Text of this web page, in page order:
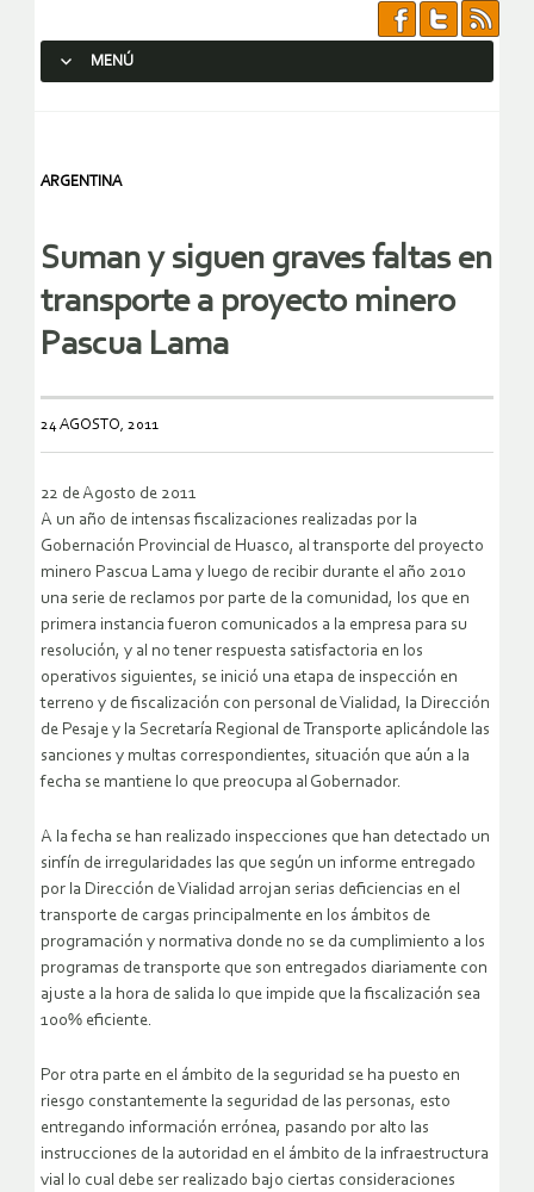
MENÚ
ARGENTINA
Suman y siguen graves faltas en
transporte a proyecto minero
Pascua Lama
24 AGOSTO, 2011
22 de Agosto de 2011
A un año de intensas fiscalizaciones realizadas por la
Gobernación Provincial de Huasco, al transporte del proyecto
minero Pascua Lama y luego de recibir durante el año 2010
una serie de reclamos por parte de la comunidad, los que en
primera instancia fueron comunicados a la empresa para su
resolución, y al no tener respuesta satisfactoria en los
operativos siguientes, se inició una etapa de inspección en
terreno y de fiscalización con personal de Vialidad, la Dirección
de Pesaje y la Secretaría Regional de Transporte aplicándole las
sanciones y multas correspondientes, situación que aún a la
fecha se mantiene lo que preocupa al Gobernador.
A la fecha se han realizado inspecciones que han detectado un
sinfín de irregularidades las que según un informe entregado
por la Dirección de Vialidad arrojan serias deficiencias en el
transporte de cargas principalmente en los ámbitos de
programación y normativa donde no se da cumplimiento a los
programas de transporte que son entregados diariamente con
ajuste a la hora de salida lo que impide que la fiscalización sea
100% eficiente.
Por otra parte en el ámbito de la seguridad se ha puesto en
riesgo constantemente la seguridad de las personas, esto
entregando información errónea, pasando por alto las
instrucciones de la autoridad en el ámbito de la infraestructura
vial lo cual debe ser realizado bajo ciertas consideraciones